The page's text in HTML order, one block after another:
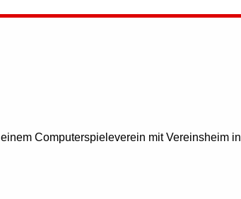
Computerspieleverein mit Vereinsheim in